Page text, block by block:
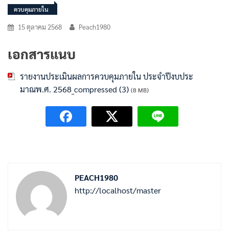
ควบคุมภายใน
15 ตุลาคม 2568 Peach1980
เอกสารแนบ
รายงานประเมินผลการควบคุมภายใน ประจำปีงบประ
มาณพ.ศ. 2568_compressed (3) (8 MB)
PEACH1980
http://localhost/master